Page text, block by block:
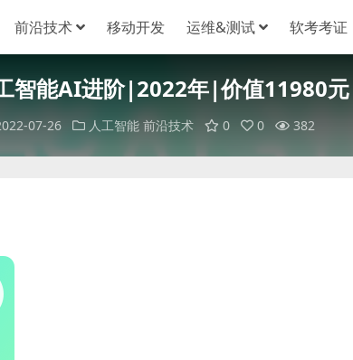
前沿技术 移动开发 运维&测试 软考考证
工智能AI进阶|2022年|价值11980
07-26 人工智能 前沿技术 0 0 382